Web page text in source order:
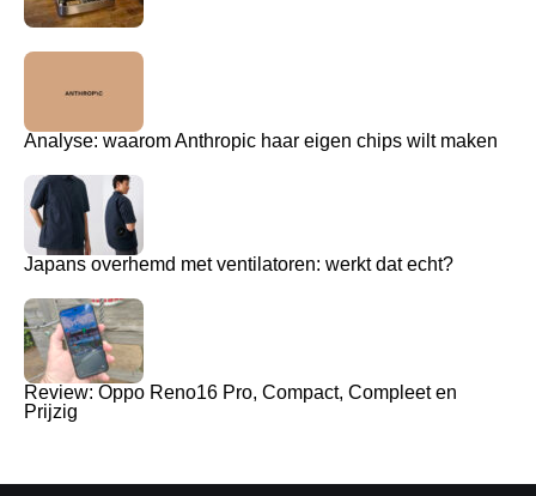
Analyse: waarom Anthropic haar eigen chips wilt maken
Japans overhemd met ventilatoren: werkt dat echt?
Review: Oppo Reno16 Pro, Compact, Compleet en
Prijzig